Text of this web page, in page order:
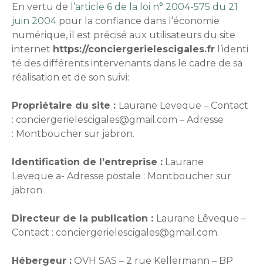
En vertu de l’article 6 de la loi n° 2004-575 du 21
juin 2004pour la confiance dans l’économie
numérique, il est précisé aux utilisateurs du site
internet https://conciergerielescigales.fr l’identi
té des différents intervenants dans le cadre de sa
réalisation et de son suivi:
Propriétaire du site : Laurane Leveque – Contact
: conciergerielescigales@gmail.com – Adresse
: Montboucher sur jabron.
Identification de l’entreprise : Laurane
Leveque a- Adresse postale : Montboucher sur
jabron
Directeur de la publication : Laurane Lêveque –
Contact : conciergerielescigales@gmail.com.
Hébergeur : OVH SAS – 2 rue Kellermann – BP